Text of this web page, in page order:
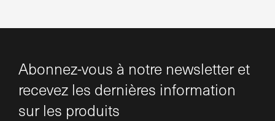
Abonnez-vous à notre newsletter et
recevez les dernières information
sur les produits